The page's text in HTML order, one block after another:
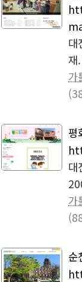
대
재
가
평
대
가
순